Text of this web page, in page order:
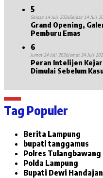
5
Selasa 14 Juli 2026Selasa 14 Juli
Grand Opening,
Pemburu Emas
6
Jumat 24 Juli 2026Jumat 24 Juli
Peran Intelijen
Dimulai Sebelum
Tag Populer
Berita Lampung
bupati tanggamus
Polres Tulangbawang
Polda Lampung
Bupati Dewi